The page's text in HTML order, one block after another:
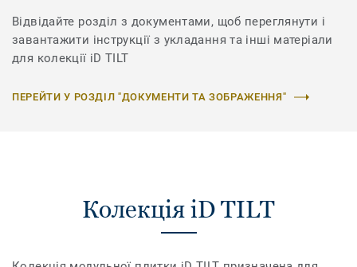
Відвідайте розділ з документами, щоб переглянути і
завантажити інструкції з укладання та інші матеріали
для колекції iD TILT
ПЕРЕЙТИ У РОЗДІЛ "ДОКУМЕНТИ ТА ЗОБРАЖЕННЯ"
Колекція iD TILT